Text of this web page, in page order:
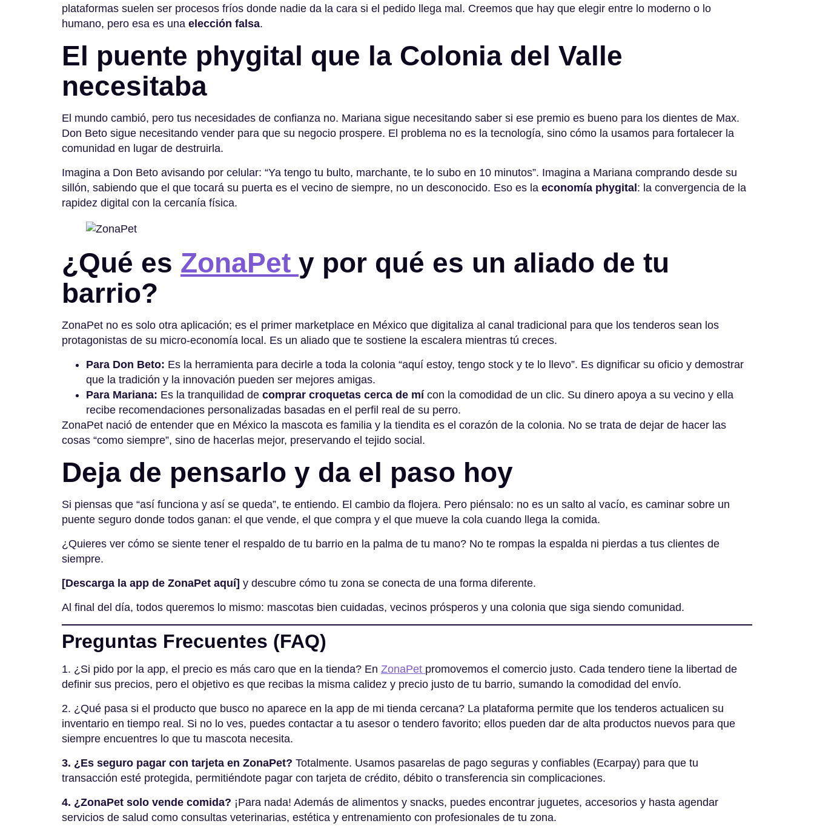
plataformas suelen ser procesos fríos donde nadie da la cara si el pedido llega mal. Creemos que hay que elegir entre lo moderno o lo
humano, pero esa es una elección falsa.
El puente phygital que la Colonia del Valle
necesitaba
El mundo cambió, pero tus necesidades de confianza no. Mariana sigue necesitando saber si ese premio es bueno para los dientes de Max.
Don Beto sigue necesitando vender para que su negocio prospere. El problema no es la tecnología, sino cómo la usamos para fortalecer la
comunidad en lugar de destruirla.
Imagina a Don Beto avisando por celular: “Ya tengo tu bulto, marchante, te lo subo en 10 minutos”. Imagina a Mariana comprando desde su
sillón, sabiendo que el que tocará su puerta es el vecino de siempre, no un desconocido. Eso es la economía phygital: la convergencia de la
rapidez digital con la cercanía física.
¿Qué es ZonaPet y por qué es un aliado de tu
barrio?
ZonaPet no es solo otra aplicación; es el primer marketplace en México que digitaliza al canal tradicional para que los tenderos sean los
protagonistas de su micro-economía local. Es un aliado que te sostiene la escalera mientras tú creces.
Para Don Beto: Es la herramienta para decirle a toda la colonia “aquí estoy, tengo stock y te lo llevo”. Es dignificar su oficio y demostrar
que la tradición y la innovación pueden ser mejores amigas.
Para Mariana: Es la tranquilidad de comprar croquetas cerca de mícon la comodidad de un clic. Su dinero apoya a su vecino y ella
recibe recomendaciones personalizadas basadas en el perfil real de su perro.
ZonaPet nació de entender que en México la mascota es familia y la tiendita es el corazón de la colonia. No se trata de dejar de hacer las
cosas “como siempre”, sino de hacerlas mejor, preservando el tejido social.
Deja de pensarlo y da el paso hoy
Si piensas que “así funciona y así se queda”, te entiendo. El cambio da flojera. Pero piénsalo: no es un salto al vacío, es caminar sobre un
puente seguro donde todos ganan: el que vende, el que compra y el que mueve la cola cuando llega la comida.
¿Quieres ver cómo se siente tener el respaldo de tu barrio en la palma de tu mano? No te rompas la espalda ni pierdas a tus clientes de
siempre.
[Descarga la app de ZonaPet aquí] y descubre cómo tu zona se conecta de una forma diferente.
Al final del día, todos queremos lo mismo: mascotas bien cuidadas, vecinos prósperos y una colonia que siga siendo comunidad.
Preguntas Frecuentes (FAQ)
1. ¿Si pido por la app, el precio es más caro que en la tienda? En ZonaPet promovemos el comercio justo. Cada tendero tiene la libertad de
definir sus precios, pero el objetivo es que recibas la misma calidez y precio justo de tu barrio, sumando la comodidad del envío.
2. ¿Qué pasa si el producto que busco no aparece en la app de mi tienda cercana? La plataforma permite que los tenderos actualicen su
inventario en tiempo real. Si no lo ves, puedes contactar a tu asesor o tendero favorito; ellos pueden dar de alta productos nuevos para que
siempre encuentres lo que tu mascota necesita.
3. ¿Es seguro pagar con tarjeta en ZonaPet? Totalmente. Usamos pasarelas de pago seguras y confiables (Ecarpay) para que tu
transacción esté protegida, permitiéndote pagar con tarjeta de crédito, débito o transferencia sin complicaciones.
4. ¿ZonaPet solo vende comida? ¡Para nada! Además de alimentos y snacks, puedes encontrar juguetes, accesorios y hasta agendar
servicios de salud como consultas veterinarias, estética y entrenamiento con profesionales de tu zona.